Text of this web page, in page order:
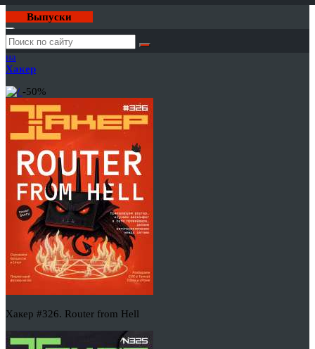
Выпуски
Годовая
подписка
на
Хакер
-50%
Хакер #326. Router from Hell